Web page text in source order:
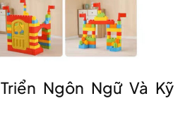
Ngôn Ngữ Và Kỹ